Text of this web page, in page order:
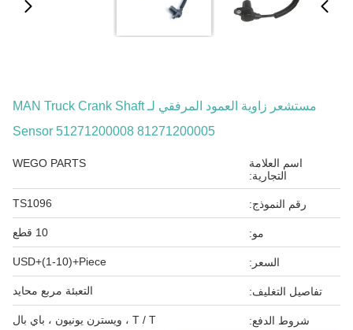
مستشعر زاوية العمود المرفقي لـ MAN Truck Crank Shaft
Sensor 51271200008 81271200005
اسم العلامة
التجارية:
WEGO PARTS
رقم النموذج: TS1096
USD+(1-10)+Piece
التغليف: التعبئة مربع محايد
شروط الدفع: